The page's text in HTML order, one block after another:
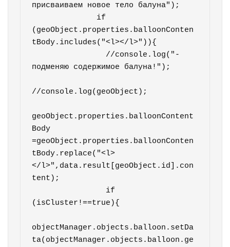
присваиваем новое тело балуна");
(geoObject.properties.balloonConten
tBody.includes("<l></l>")){
подменяю содержимое балуна!");
//console.log(geoObject);
geoObject.properties.balloonContent
Body
=geoObject.properties.balloonConten
tBody.replace("<l>
</l>",data.result[geoObject.id].con
tent);
(isCluster!==true){
objectManager.objects.balloon.setDa
ta(objectManager.objects.balloon.ge